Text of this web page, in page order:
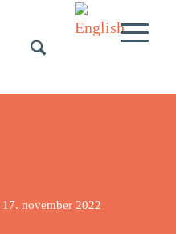
17. november 2022